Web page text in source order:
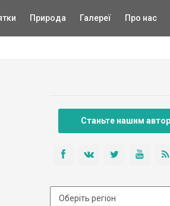
Природа Галереї Про нас
Станьте нашим